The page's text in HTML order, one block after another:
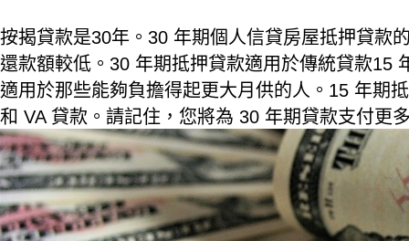
按揭貸款是30年。30 年期個人信貸房屋抵押貸款
還款額較低。30 年期抵押貸款適用於傳統貸款15
適用於那些能夠負擔得起更大月供的人。15 年期
和 VA 貸款。請記住，您將為 30 年期貸款支付更